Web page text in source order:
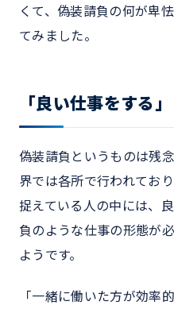
くて、偽装請負の何が卑
てみました。
「良い仕事をする
偽装請負というものは残
界では各所で行われてお
捉えている人の中には、
負のような仕事の形態が
ようです。
「一緒に働いた方が効率